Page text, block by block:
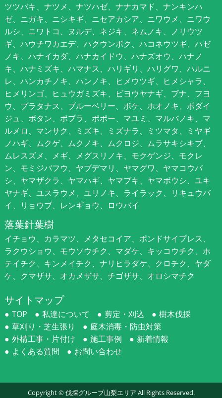
ツツバキ、ナツメ、ナツハゼ、ナナカマド、ナンキンハ
ゼ、ニガキ、ニシキギ、ニセアカシア、ニワウメ、ニワウ
ルシ、ニワトコ、ヌルデ、ネジキ、ネムノキ、ノリウツ
ギ、ハウチワカエデ、ハクウンボク、ハコネウツギ、ハゼ
ノキ、ハナイカダ、ハナカイドウ、ハナズオウ、ハナノ
キ、ハナミズキ、ハマナス、ハリギリ、ハリグワ、ハルニ
レ、ハンカチノキ、ハンノキ、ヒメウツギ、ヒメシャラ、
ヒメリンゴ、ヒュウガミズキ、ビヨウヤナギ、ブナ、フヨ
ウ、プラタナス、ブルーベリー、ボケ、ホオノキ、ボダイ
ジュ、ボタン、ポプラ、ポポー、マユミ、マルバノキ、マ
ルメロ、マンサク、ミズキ、ミズナラ、ミツマタ、ミヤギ
ノハギ、ムクゲ、ムクノキ、ムクロジ、ムラサキシキブ、
ムレスズメ、メギ、メグスリノキ、モクゲンジ、モクレ
ン、モミジバフウ、ヤブデマリ、ヤマグワ、ヤマコウバ
シ、ヤマザクラ、ヤマハギ、ヤマブキ、ヤマボウシ、ユキ
ヤナギ、ユスラウメ、ユリノキ、ライラック、リキュウバ
イ、リョウブ、レンギョウ、ロウバイ
落葉針葉樹
イチョウ、カラマツ、メタセコイア、ポンドサイプレス、
ラクウショウ、モウソウチク、マダケ、キッコウチク、ホ
テイチク、キンメイチク、ナリヒラダケ、クロチク、ヤダ
ケ、クマザサ、オカメザサ、チゴザサ、オロシマチク
サイトマップ
TOP 私達について 剪定・刈込
樹木伐採
草刈り・芝生張り
庭木消毒・防虫対策
外構工事・片付け
施工事例
新着情報
よくある質問
お問い合わせ
Copyright ©伐採グループ山梨エリア All Rights Reserved.